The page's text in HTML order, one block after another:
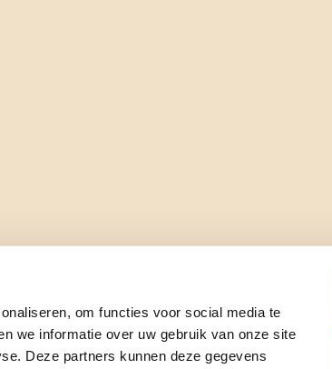
om functies voor social media te
we informatie over uw gebruik van onze site
Deze partners kunnen deze gegevens